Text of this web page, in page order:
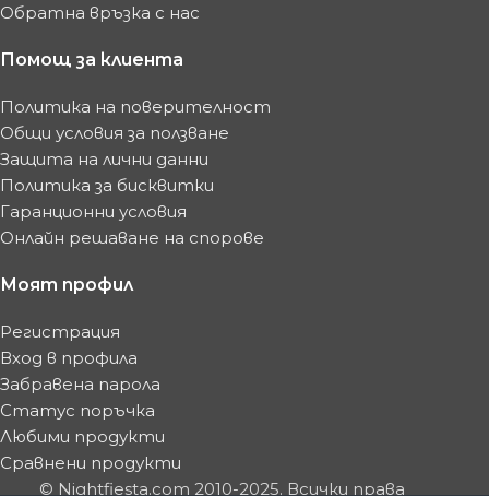
Обратна връзка с нас
Помощ за клиента
Политика на поверителност
Общи условия за ползване
Защита на лични данни
Политика за бисквитки
Гаранционни условия
Онлайн решаване на спорове
Моят профил
Регистрация
Вход в профила
Забравена парола
Статус поръчка
Любими продукти
Сравнени продукти
© Nightfiesta.com 2010-2025. Всички права